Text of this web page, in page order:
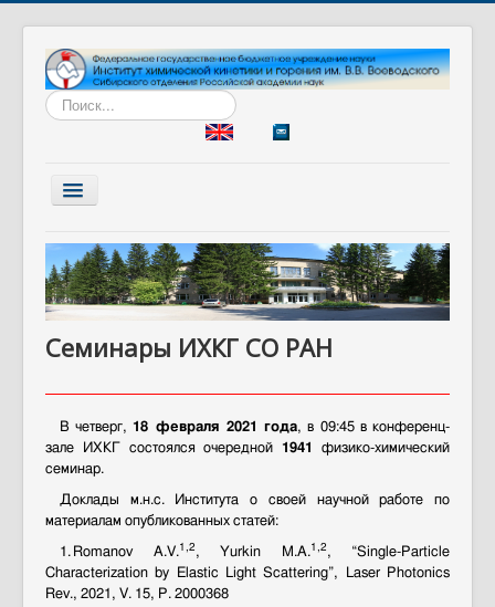
Искать...
Включить/
выключить
Главная
Институт
Наука
Образование
Диссертационный совет
Разработки
Вакансии
Контакты
Противодействие коррупции
Семинары ИХКГ СО РАН
В четверг, 18 февраля 2021 года, в 09:45 в конференц-
зале ИХКГ состоялся очередной 1941
физико-химический
семинар.
Доклады м.н.с. Института о своей научной работе по
материалам опубликованных статей:
1. Romanov A.V.1,2 , Yurkin M.A.1,2 , “Single-Particle
Characterization by Elastic Light Scattering”, Laser Photonics
Rev., 2021, V. 15, P. 2000368